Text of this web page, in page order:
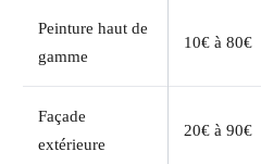
Peinture haut de
gamme
10€ à 80€
Façade
extérieure
20€ à 90€